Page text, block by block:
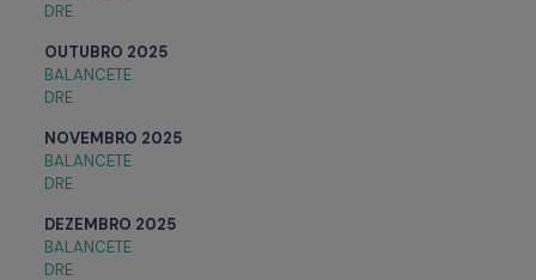
DRE
OUTUBRO 2025
BALANCETE
DRE
NOVEMBRO 2025
BALANCETE
DRE
DEZEMBRO 2025
BALANCETE
DRE